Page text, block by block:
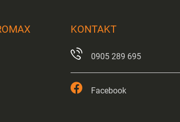
KONTAKT
0905 289 695
Facebook